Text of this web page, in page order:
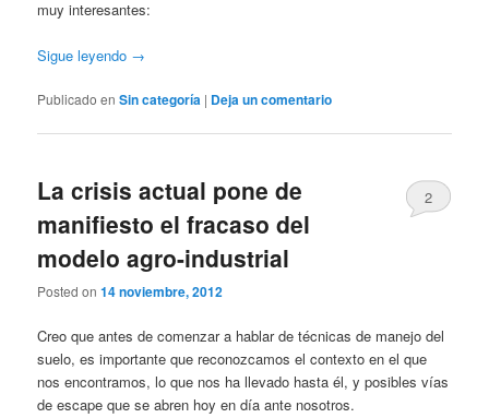
muy interesantes:
Sigue leyendo →
Publicado en Sin categoría | Deja un comentario
La crisis actual pone de
manifiesto el fracaso del
modelo agro-industrial
Posted on14 noviembre, 2012
2
Creo que antes de comenzar a hablar de técnicas de manejo del
suelo, es importante que reconozcamos el contexto en el que
nos encontramos, lo que nos ha llevado hasta él, y posibles vías
de escape que se abren hoy en día ante nosotros.